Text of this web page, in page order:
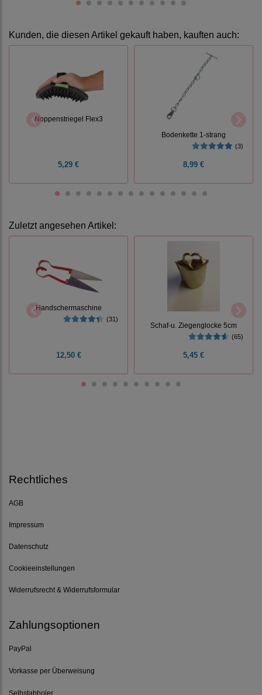
Kunden, die diesen Artikel gekauft haben, kauften auch:
Noppenstriegel Flex3
5,29 €
Bodenkette 1-strang
(3)
8,99 €
Zuletzt angesehen Artikel:
Handschermaschine
(31)
12,50 €
Schaf-u. Ziegenglocke 5cm
(65)
5,45 €
Rechtliches
AGB
Impressum
Datenschutz
Cookieeinstellungen
Widerrufsrecht & Widerrufsformular
Zahlungsoptionen
PayPal
Vorkasse per Überweisung
Selbstabholer